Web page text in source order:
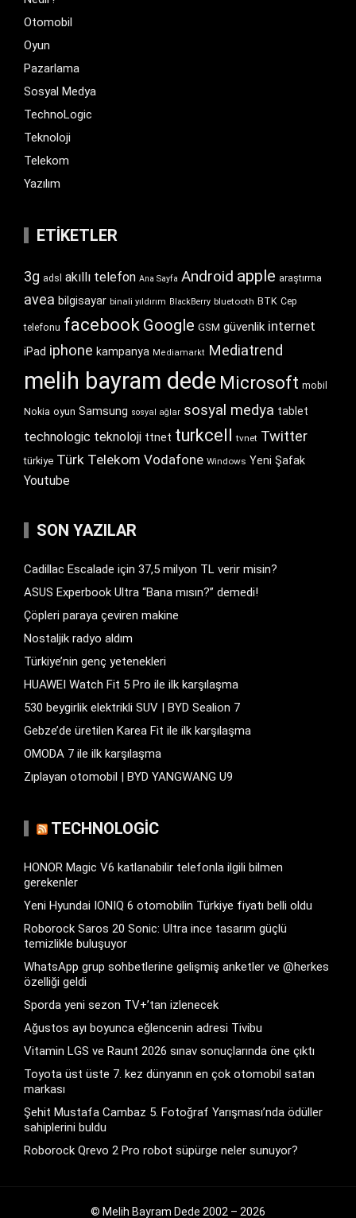
Otomobil
Oyun
Pazarlama
Sosyal Medya
TechnoLogic
Teknoloji
Telekom
Yazılım
ETIKETLER
3g adsl akıllı telefon Ana Sayfa Android apple araştırma
avea bilgisayar binali yıldırım BlackBerry bluetooth BTK Cep
telefonu facebook Google GSM güvenlik internet
iPad iphone kampanya Mediamarkt Mediatrend
melih bayram dede Microsoft mobil
Nokia oyun Samsung sosyal ağlar sosyal medya tablet
technologic teknoloji ttnet turkcell tvnet Twitter
türkiye Türk Telekom Vodafone Windows Yeni Şafak
Youtube
SON YAZILAR
Cadillac Escalade için 37,5 milyon TL verir misin?
ASUS Experbook Ultra “Bana mısın?” demedi!
Çöpleri paraya çeviren makine
Nostaljik radyo aldım
Türkiye’nin genç yetenekleri
HUAWEI Watch Fit 5 Pro ile ilk karşılaşma
530 beygirlik elektrikli SUV | BYD Sealion 7
Gebze’de üretilen Karea Fit ile ilk karşılaşma
OMODA 7 ile ilk karşılaşma
Zıplayan otomobil | BYD YANGWANG U9
TECHNOLOGIC
HONOR Magic V6 katlanabilir telefonla ilgili bilmen
gerekenler
Yeni Hyundai IONIQ 6 otomobilin Türkiye fiyatı belli oldu
Roborock Saros 20 Sonic: Ultra ince tasarım güçlü
temizlikle buluşuyor
WhatsApp grup sohbetlerine gelişmiş anketler ve @herkes
özelliği geldi
Sporda yeni sezon TV+’tan izlenecek
Ağustos ayı boyunca eğlencenin adresi Tivibu
Vitamin LGS ve Raunt 2026 sınav sonuçlarında öne çıktı
Toyota üst üste 7. kez dünyanın en çok otomobil satan
markası
Şehit Mustafa Cambaz 5. Fotoğraf Yarışması’nda ödüller
sahiplerini buldu
Roborock Qrevo 2 Pro robot süpürge neler sunuyor?
© Melih Bayram Dede 2002 – 2026